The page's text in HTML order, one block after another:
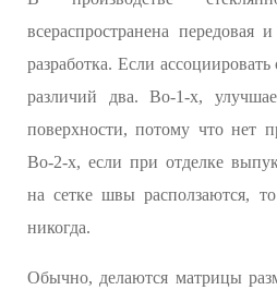
всераспространена передовая
разработка. Если
различий два. Во-1-х,
поверхности, потому что нет
Во-2-х, если при отделке
на сетке швы расползаются,
никогда.
Обычно, делаются матрицы